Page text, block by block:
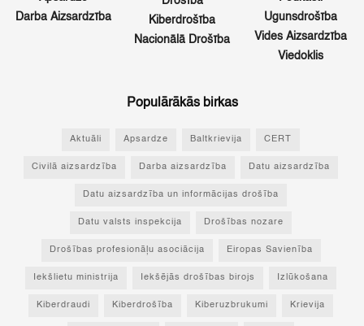
Darba Aizsardzība
Kiberdrošība
Nacionālā Drošība
Ugunsdrošība
Vides Aizsardzība
Viedoklis
Populārākās birkas
Aktuāli Apsardze Baltkrievija CERT
Civilā aizsardzība Darba aizsardzība Datu aizsardzība
Datu aizsardzība un informācijas drošība
Datu valsts inspekcija Drošības nozare
Drošības profesionāļu asociācija Eiropas Savienība
Iekšlietu ministrija Iekšējās drošības birojs Izlūkošana
Kiberdraudi Kiberdrošība Kiberuzbrukumi Krievija